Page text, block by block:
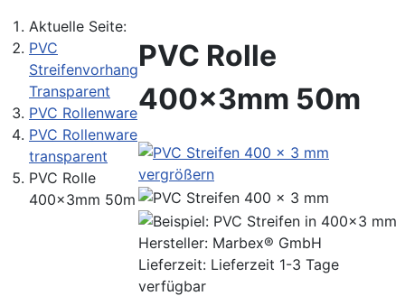
Aktuelle Seite:
PVC
Streifenvorhang
Transparent
PVC Rollenware
PVC Rollenware
transparent
PVC Rolle
400x3mm 50m
PVC Rolle
400x3mm 50m
vergrößern
Hersteller: Marbex® GmbH
Lieferzeit: Lieferzeit 1-3 Tage
verfügbar